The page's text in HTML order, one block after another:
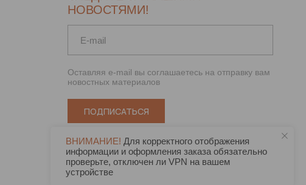
НОВОСТЯМИ!
Оставляя e-mail вы соглашаетесь на отправку вам
новостных материалов
ПОДПИСАТЬСЯ
ВНИМАНИЕ! Для корректного отображения
информации и оформления заказа обязательно
проверьте, отключен ли VPN на вашем
устройстве